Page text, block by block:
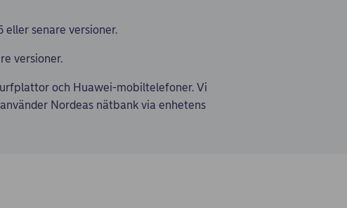
eller senare versioner.
versioner.
och Huawei-mobiltelefoner. Vi
Nordeas nätbank via enhetens